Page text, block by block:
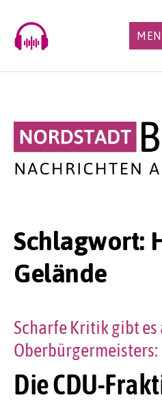
content
Schlagwort:
Gelände
Die CDU-
Scharfe Kritik gibt
Oberbürgermeisters: